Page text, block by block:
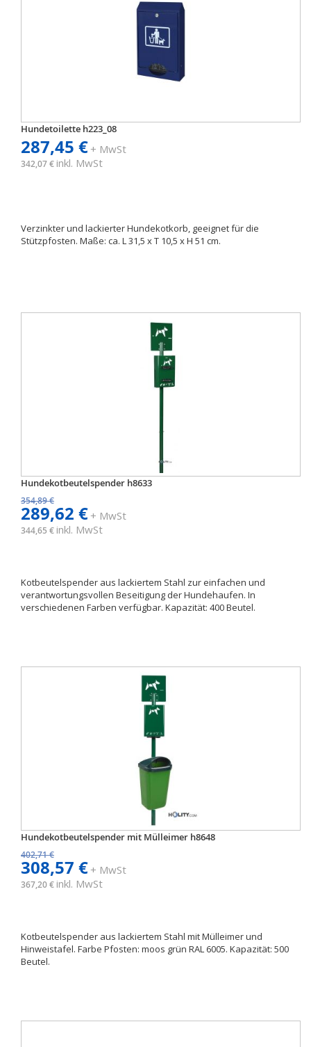
Hundetoilette h223_08
287,45 €+ MwSt
342,07 € inkl. MwSt
Verzinkter und lackierter Hundekotkorb, geeignet für die
Stützpfosten. Maße: ca. L 31,5 x T 10,5 x H 51 cm.
Hundekotbeutelspender h8633
354,89 €
289,62 €+ MwSt
344,65 € inkl. MwSt
Kotbeutelspender aus lackiertem Stahl zur einfachen und
verantwortungsvollen Beseitigung der Hundehaufen. In
verschiedenen Farben verfügbar. Kapazität: 400 Beutel.
Hundekotbeutelspender mit Mülleimer h8648
402,71 €
308,57 €+ MwSt
367,20 € inkl. MwSt
Kotbeutelspender aus lackiertem Stahl mit Mülleimer und
Hinweistafel. Farbe Pfosten: moos grün RAL 6005. Kapazität: 500
Beutel.